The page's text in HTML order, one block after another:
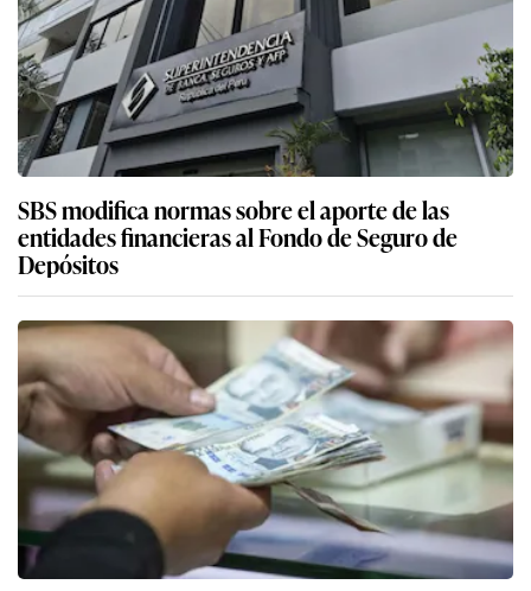
SBS modifica normas sobre el aporte de las
entidades financieras al Fondo de Seguro de
Depósitos